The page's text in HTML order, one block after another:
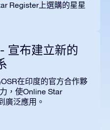
Register上選購的星星
宣布建立新的
OSR在印度的官方合作夥
，使Online Star
廣泛應用。